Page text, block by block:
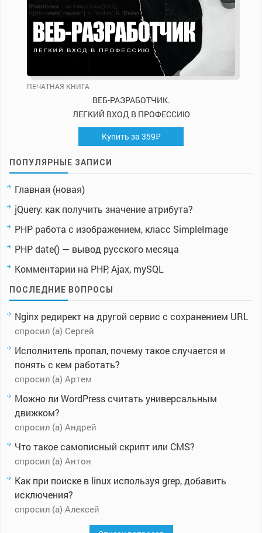
ПЕЧАТНАЯ КНИГА
ВЕБ-РАЗРАБОТЧИК.
ЛЕГКИЙ ВХОД В ПРОФЕССИЮ
Купить за 359₽
ПОПУЛЯРНЫЕ ЗАПИСИ
Главная (новая)
jQuery: как получить значение атрибута?
PHP работа с изображением, класс SimpleImage
PHP date() — вывод русского месяца
Комментарии на PHP, Ajax, mySQL
ПОСЛЕДНИЕ ВОПРОСЫ
Nginx редирект на другой сервис с сохранением URL
спросил (а) Сергей
Исполнитель пропал, почему такое случается и
понять с кем работать?
спросил (а) Артем
Можно ли WordPress считать универсальным
движком?
спросил (а) Андрей
Что такое самописный скрипт или CMS?
спросил (а) Антон
Как при поиске в linux используя grep, добавить
исключения?
спросил (а) Алексей